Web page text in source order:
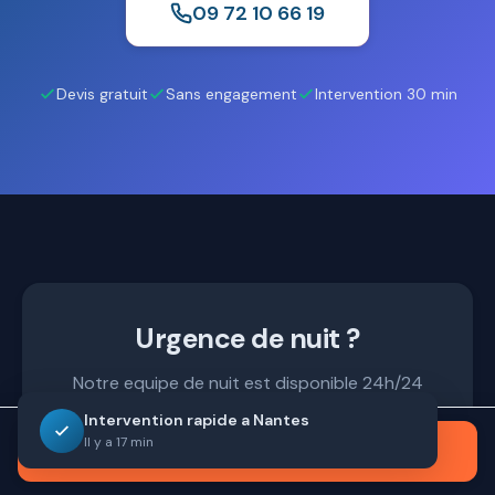
09 72 10 66 19
Devis gratuit Sans engagement Intervention 30 min
Urgence de nuit ?
Notre equipe de nuit est disponible 24h/24
pour vos urgences.
09 72 10 66 19
Intervention rapide a Nantes
Il y a 17 min